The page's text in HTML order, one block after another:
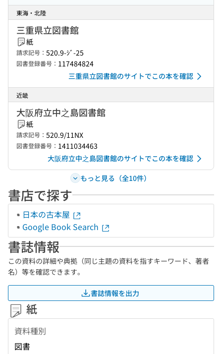
東海・北陸
三重県立図書館
紙
請求記号： 520.9-ｼﾞ-25
図書登録番号： 117484824
三重県立図書館のサイトでこの本を確認
近畿
大阪府立中之島図書館
紙
請求記号： 520.9/11NX
図書登録番号： 1411034463
大阪府立中之島図書館のサイトでこの本を確認
もっと見る（全10件）
書店で探す
日本の古本屋
Google Book Search
書誌情報
この資料の詳細や典拠（同じ主題の資料を指すキーワード、著者
名）等を確認できます。
書誌情報を出力
紙
資料種別
図書